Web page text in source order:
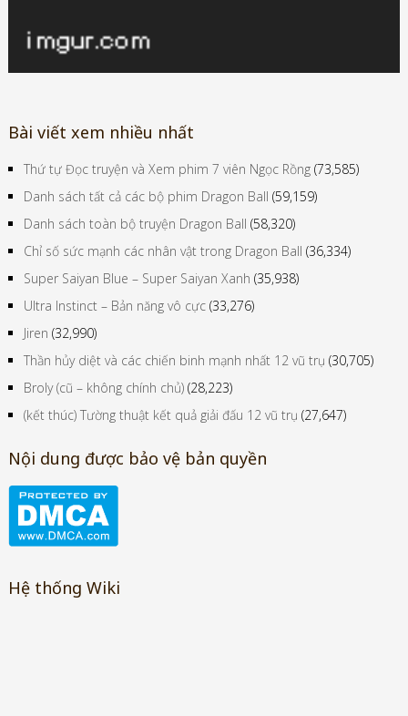
Bài viết xem nhiều nhất
Thứ tự Đọc truyện và Xem phim 7 viên Ngọc Rồng (73,585)
Danh sách tất cả các bộ phim Dragon Ball (59,159)
Danh sách toàn bộ truyện Dragon Ball (58,320)
Chỉ số sức mạnh các nhân vật trong Dragon Ball (36,334)
Super Saiyan Blue – Super Saiyan Xanh (35,938)
Ultra Instinct – Bản năng vô cực (33,276)
Jiren (32,990)
Thần hủy diệt và các chiến binh mạnh nhất 12 vũ trụ (30,705)
Broly (cũ – không chính chủ) (28,223)
(kết thúc) Tường thuật kết quả giải đấu 12 vũ trụ (27,647)
Nội dung được bảo vệ bản quyền
Hệ thống Wiki